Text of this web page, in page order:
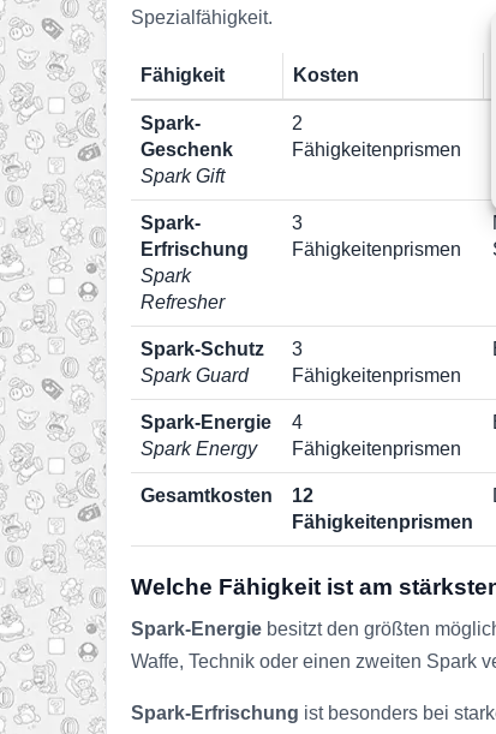
Spezialfähigkeit.
Fähigkeit Kosten
Spark-
Geschenk
Spark Gift
2
Fähigkeitenprismen
Spark-
Erfrischung
Spark
Refresher
3
Fähigkeitenprismen
Spark-Schutz
Spark Guard
3
Fähigkeitenprismen
Spark-Energie
Spark Energy
4
Fähigkeitenprismen
Gesamtkosten
12
Fähigkeitenprismen
Welche Fähigkeit ist am
Spark-Energie besitzt den größten
Waffe, Technik oder einen zweiten Spark
Spark-Erfrischung ist besonders bei